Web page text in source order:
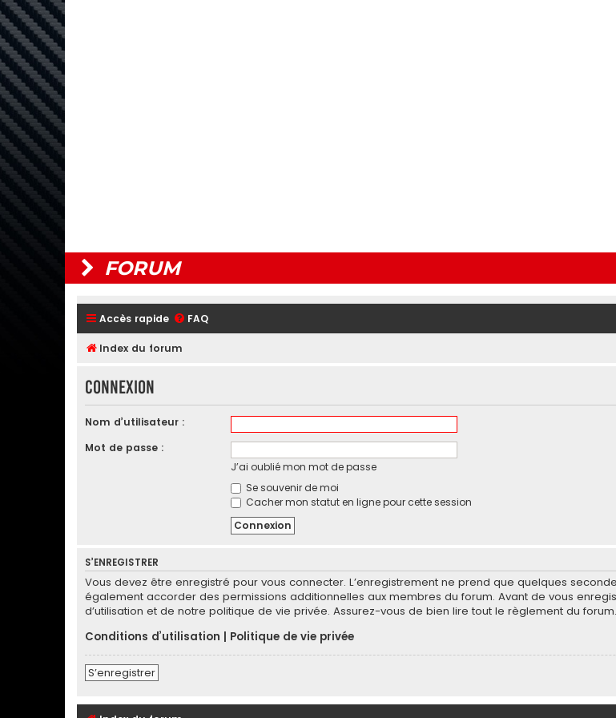
FORUM
Accès rapide FAQ
Index du forum
Connexion
Nom d’utilisateur :
Mot de passe :
J’ai oublié mon mot de passe
Se souvenir de moi
Cacher mon statut en ligne pour cette session
S’ENREGISTRER
Vous devez être enregistré pour vous connecter. L’enregistrement ne prend que quelques
également accorder des permissions additionnelles aux membres du forum. Avant de vous
d’utilisation et de notre politique de vie privée. Assurez-vous de bien lire tout le règlement du forum.
Conditions d’utilisation | Politique de vie privée
S’enregistrer